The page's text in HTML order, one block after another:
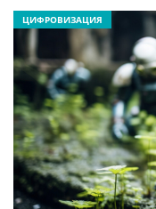
ЦИФРОВИЗАЦИЯ